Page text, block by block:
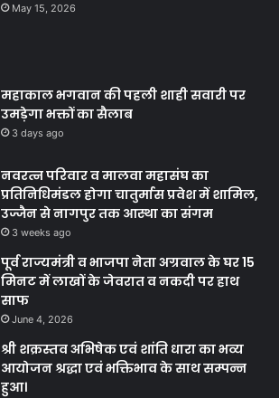
May 15, 2026
महाकाल भगवान की पहली शाही सवारी पर
उमड़ेगा भक्तों का सैलाब
3 days ago
नवरत्न परिवार व मालवा महासंघ का
प्रतिनिधिमंडल होगा चातुर्मास प्रवेश में शामिल,
उज्जैन से नागपुर तक आस्था का संगम
3 weeks ago
पूर्व राज्यमंत्री व भाजपा नेता अग्रवाल के घर 15
मिनट में लाखों के जेवरात व नकदी पर हाथ
साफ
June 4, 2026
श्री शक्रस्तव अभिषेक एवं शांति धारा का भव्य
आयोजन श्रद्धा एवं भक्तिभाव के साथ सम्पन्न
हुआ।